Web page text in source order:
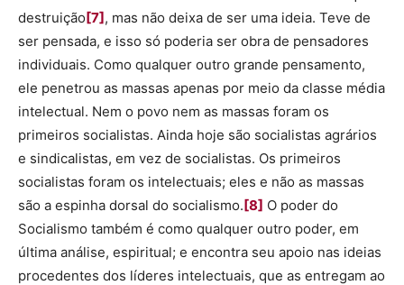
destruição[7], mas não deixa de ser uma ideia. Teve de
ser pensada, e isso só poderia ser obra de pensadores
individuais. Como qualquer outro grande pensamento,
ele penetrou as massas apenas por meio da classe média
intelectual. Nem o povo nem as massas foram os
primeiros socialistas. Ainda hoje são socialistas agrários
e sindicalistas, em vez de socialistas. Os primeiros
socialistas foram os intelectuais; eles e não as massas
são a espinha dorsal do socialismo.[8] O poder do
Socialismo também é como qualquer outro poder, em
última análise, espiritual; e encontra seu apoio nas ideias
procedentes dos líderes intelectuais, que as entregam ao